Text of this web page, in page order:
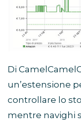
Di
un’estensione
controllare lo
mentre navighi